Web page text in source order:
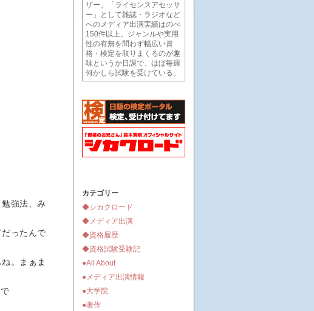
強法、み
ったんで
。まぁま
ザー」「ライセンスアセッサ
ー」として雑誌・ラジオなど
へのメディア出演実績はのべ
150件以上。ジャンルや実用
性の有無を問わず幅広い資
格・検定を取りまくるのが趣
味というか日課で、ほぼ毎週
何かしら試験を受けている。
カテゴリー
◆シカクロード
◆メディア出演
◆資格履歴
◆資格試験受験記
●All About
●メディア出演情報
●大学院
●著作